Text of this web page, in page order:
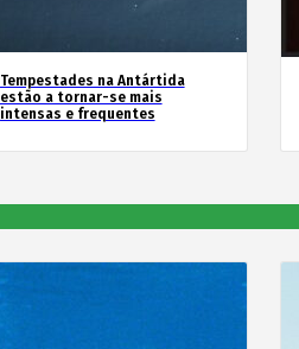
Tempestades na Antártida
estão a tornar-se mais
intensas e frequentes